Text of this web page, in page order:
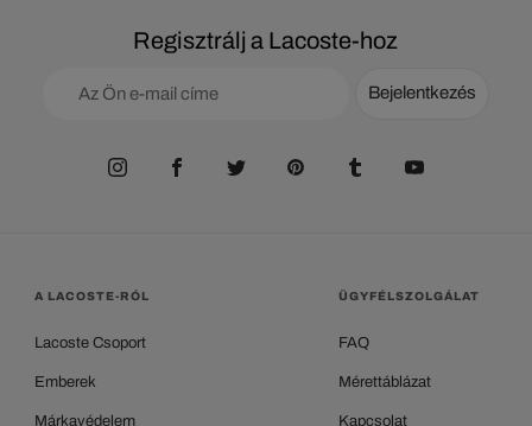
Regisztrálj a Lacoste-hoz
Bejelentkezés
A LACOSTE-RÓL
Lacoste Csoport
Emberek
Márkavédelem
ÜGYFÉLSZOLGÁLAT
FAQ
Mérettáblázat
Kapcsolat